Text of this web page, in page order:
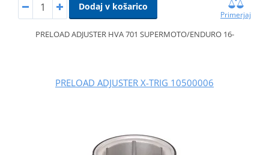
Dodaj v košarico
Primerjaj
PRELOAD ADJUSTER HVA 701 SUPERMOTO/ENDURO 16-
PRELOAD ADJUSTER X-TRIG 10500006